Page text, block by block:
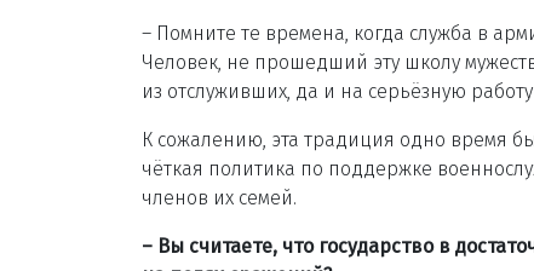
– Помните те времена, когда служба в
Человек, не прошедший эту школу
из отслуживших, да и на серьёзную
К сожалению, эта традиция одно время
чёткая политика по поддержке
членов их семей.
– Вы считаете, что государство в